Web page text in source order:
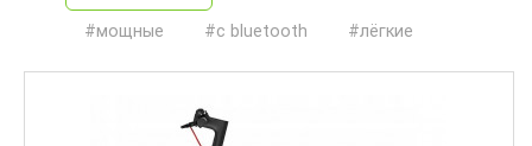
#мощные #с bluetooth #лёгкие